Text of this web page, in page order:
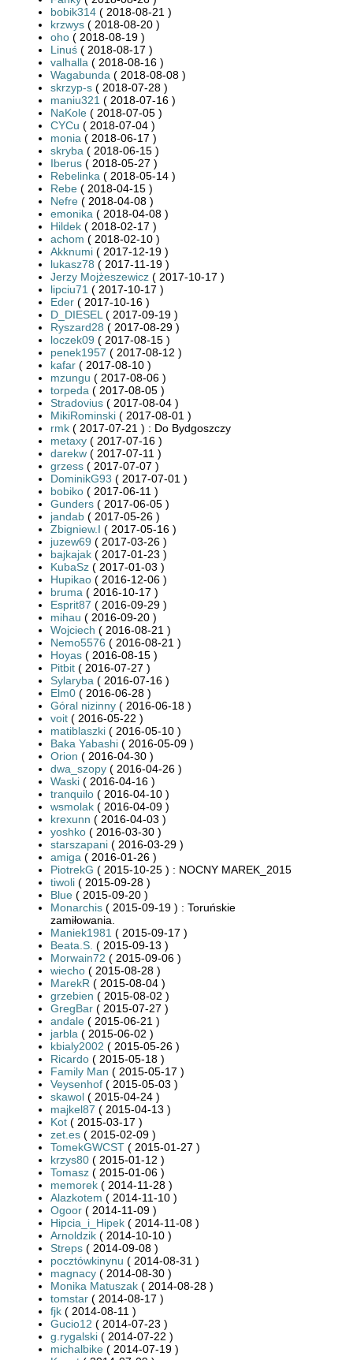
bobik314 ( 2018-08-21 )
krzwys ( 2018-08-20 )
oho ( 2018-08-19 )
Linuś ( 2018-08-17 )
valhalla ( 2018-08-16 )
Wagabunda ( 2018-08-08 )
skrzyp-s ( 2018-07-28 )
maniu321 ( 2018-07-16 )
NaKole ( 2018-07-05 )
CYCu ( 2018-07-04 )
monia ( 2018-06-17 )
skryba ( 2018-06-15 )
Iberus ( 2018-05-27 )
Rebelinka ( 2018-05-14 )
Rebe ( 2018-04-15 )
Nefre ( 2018-04-08 )
emonika ( 2018-04-08 )
Hildek ( 2018-02-17 )
achom ( 2018-02-10 )
Akknumi ( 2017-12-19 )
lukasz78 ( 2017-11-19 )
Jerzy Mojżeszewicz ( 2017-10-17 )
lipciu71 ( 2017-10-17 )
Eder ( 2017-10-16 )
D_DIESEL ( 2017-09-19 )
Ryszard28 ( 2017-08-29 )
loczek09 ( 2017-08-15 )
penek1957 ( 2017-08-12 )
kafar ( 2017-08-10 )
mzungu ( 2017-08-06 )
torpeda ( 2017-08-05 )
Stradovius ( 2017-08-04 )
MikiRominski ( 2017-08-01 )
rmk ( 2017-07-21 ) : Do Bydgoszczy
metaxy ( 2017-07-16 )
darekw ( 2017-07-11 )
grzess ( 2017-07-07 )
DominikG93 ( 2017-07-01 )
bobiko ( 2017-06-11 )
Gunders ( 2017-06-05 )
jandab ( 2017-05-26 )
Zbigniew.I ( 2017-05-16 )
juzew69 ( 2017-03-26 )
bajkajak ( 2017-01-23 )
KubaSz ( 2017-01-03 )
Hupikao ( 2016-12-06 )
bruma ( 2016-10-17 )
Esprit87 ( 2016-09-29 )
mihau ( 2016-09-20 )
Wojciech ( 2016-08-21 )
Nemo5576 ( 2016-08-21 )
Hoyas ( 2016-08-15 )
Pitbit ( 2016-07-27 )
Sylaryba ( 2016-07-16 )
Elm0 ( 2016-06-28 )
Góral nizinny ( 2016-06-18 )
voit ( 2016-05-22 )
matiblaszki ( 2016-05-10 )
Baka Yabashi ( 2016-05-09 )
Orion ( 2016-04-30 )
dwa_szopy ( 2016-04-26 )
Waski ( 2016-04-16 )
tranquilo ( 2016-04-10 )
wsmolak ( 2016-04-09 )
krexunn ( 2016-04-03 )
yoshko ( 2016-03-30 )
starszapani ( 2016-03-29 )
amiga ( 2016-01-26 )
PiotrekG ( 2015-10-25 ) : NOCNY MAREK_2015
tiwoli ( 2015-09-28 )
Blue ( 2015-09-20 )
Monarchis ( 2015-09-19 ) : Toruńskie
zamiłowania.
Maniek1981 ( 2015-09-17 )
Beata.S. ( 2015-09-13 )
Morwain72 ( 2015-09-06 )
wiecho ( 2015-08-28 )
MarekR ( 2015-08-04 )
grzebien ( 2015-08-02 )
GregBar ( 2015-07-27 )
andale ( 2015-06-21 )
jarbla ( 2015-06-02 )
kbialy2002 ( 2015-05-26 )
Ricardo ( 2015-05-18 )
Family Man ( 2015-05-17 )
Veysenhof ( 2015-05-03 )
skawol ( 2015-04-24 )
majkel87 ( 2015-04-13 )
Kot ( 2015-03-17 )
zet.es ( 2015-02-09 )
TomekGWCST ( 2015-01-27 )
krzys80 ( 2015-01-12 )
Tomasz ( 2015-01-06 )
memorek ( 2014-11-28 )
Alazkotem ( 2014-11-10 )
Ogoor ( 2014-11-09 )
Hipcia_i_Hipek ( 2014-11-08 )
Arnoldzik ( 2014-10-10 )
Streps ( 2014-09-08 )
pocztówkinynu ( 2014-08-31 )
magnacy ( 2014-08-30 )
Monika Matuszak ( 2014-08-28 )
tomstar ( 2014-08-17 )
fjk ( 2014-08-11 )
Gucio12 ( 2014-07-23 )
g.rygalski ( 2014-07-22 )
michalbike ( 2014-07-19 )